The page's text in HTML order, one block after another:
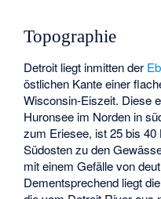
Topographie
Detroit liegt inmitten der
östlichen Kante einer
Wisconsin-Eiszeit. Diese
Huronsee im Norden in
zum Eriesee, ist 25 bis
Südosten zu den
mit einem Gefälle von
Dementsprechend liegt